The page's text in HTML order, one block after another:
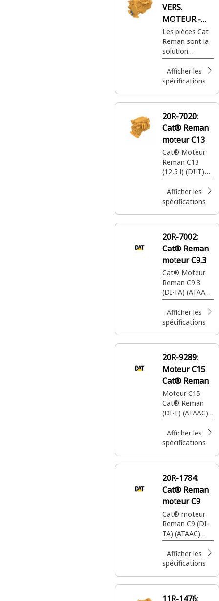
VERS.
MOTEUR -
COMPRESSEU
R
Les pièces Cat
Reman sont la
solution
privilégiée. Les
pièces de
qualité
Cat® offrent la
complète que
des pièces
neuves, où et
quand vous en
avez besoin, à
moindre coût.
Afficher les
spécifications
20R-7020:
Cat® Reman
moteur C13
Cat® Moteur
Reman C13
(12,5 l) (DI-T)
(ATAAC) (MEUI-
C) (Tier 4)
Afficher les
spécifications
20R-7002:
Cat® Reman
moteur C9.3
Cat® Moteur
Reman C9.3
(DI-TA) (ATAAC)
(Tier 4)
Afficher les
spécifications
20R-9289:
Moteur C15
Cat® Reman
Moteur C15
Cat® Reman
(DI-T) (ATAAC)
(échappement
avant) (SAE n°
1, carter de
Afficher les
spécifications
20R-1784:
Cat® Reman
moteur C9
Cat® moteur
Reman C9 (DI-
TA) (ATAAC)
(ADEM™ 4)
(4 soupapes)
(HEUI -B) (HEP
Afficher les
spécifications
11R-1476: